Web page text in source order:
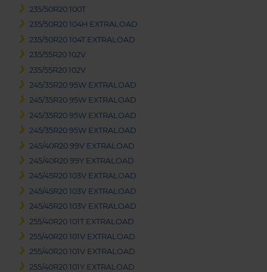
235/50R20 100T
235/50R20 104H EXTRALOAD
235/50R20 104T EXTRALOAD
235/55R20 102V
235/55R20 102V
245/35R20 95W EXTRALOAD
245/35R20 95W EXTRALOAD
245/35R20 95W EXTRALOAD
245/35R20 95W EXTRALOAD
245/40R20 99V EXTRALOAD
245/40R20 99Y EXTRALOAD
245/45R20 103V EXTRALOAD
245/45R20 103V EXTRALOAD
245/45R20 103V EXTRALOAD
255/40R20 101T EXTRALOAD
255/40R20 101V EXTRALOAD
255/40R20 101V EXTRALOAD
255/40R20 101Y EXTRALOAD